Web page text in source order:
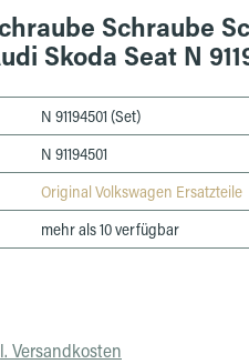
Schraube
Skoda Seat N
N 91194501 (Set)
N 91194501
Original Volkswagen Ersatzteile
mehr als 10 verfügbar
Versandkosten